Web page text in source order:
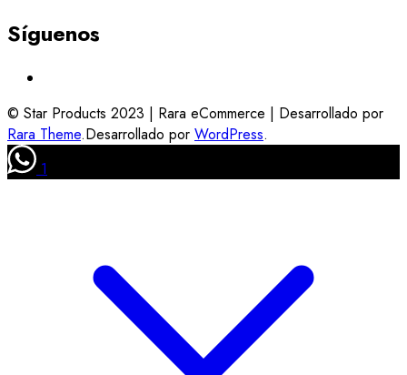
Síguenos
© Star Products 2023 | Rara eCommerce | Desarrollado por
Rara Theme.Desarrollado por WordPress.
1